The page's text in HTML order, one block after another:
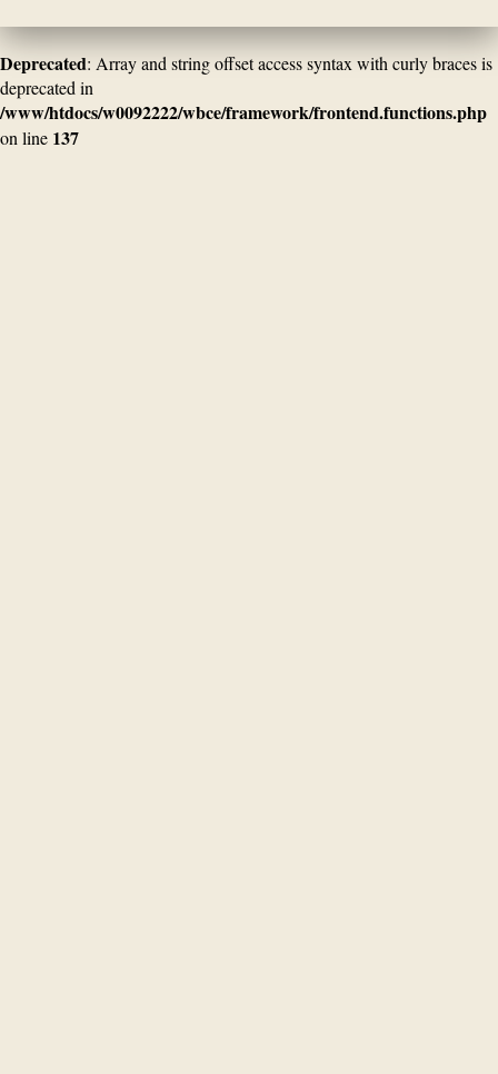
Deprecated: Array and string offset access syntax with curly braces is
deprecated in
/www/htdocs/w0092222/wbce/framework/frontend.functions.php
on line 137